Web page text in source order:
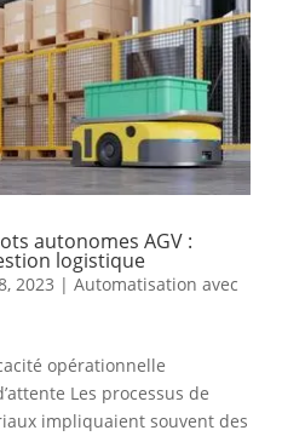
autonomes AGV :
logistique
2023 | Automatisation avec
opérationnelle
Les processus de
impliquaient souvent des